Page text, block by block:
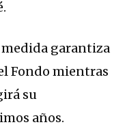
medida garantiza
Fondo mientras
su
años.